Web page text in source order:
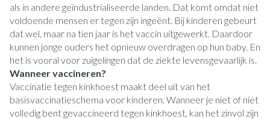
als in andere geïndustrialiseerde landen. Dat komt omdat niet
voldoende mensen er tegen zijn ingeënt. Bij kinderen gebeurt
dat wel, maar na tien jaar is het vaccin uitgewerkt. Daardoor
kunnen jonge ouders het opnieuw overdragen op hun baby. En
het is vooral voor zuigelingen dat de ziekte levensgevaarlijk is.
Wanneer vaccineren?
Vaccinatie tegen kinkhoest maakt deel uit van het
basisvaccinatieschema voor kinderen. Wanneer je niet of niet
volledig bent gevaccineerd tegen kinkhoest, kan het zinvol zijn